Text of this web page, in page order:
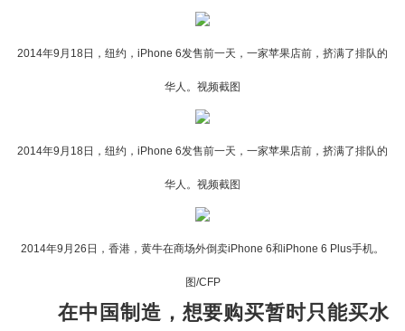
2014年9月18日，纽约，iPhone 6发售前一天，一家苹果店前，挤满了排队的
华人。视频截图
2014年9月18日，纽约，iPhone 6发售前一天，一家苹果店前，挤满了排队的
华人。视频截图
2014年9月26日，香港，黄牛在商场外倒卖iPhone 6和iPhone 6 Plus手机。
图/CFP
在中国制造，想要购买暂时只能买水